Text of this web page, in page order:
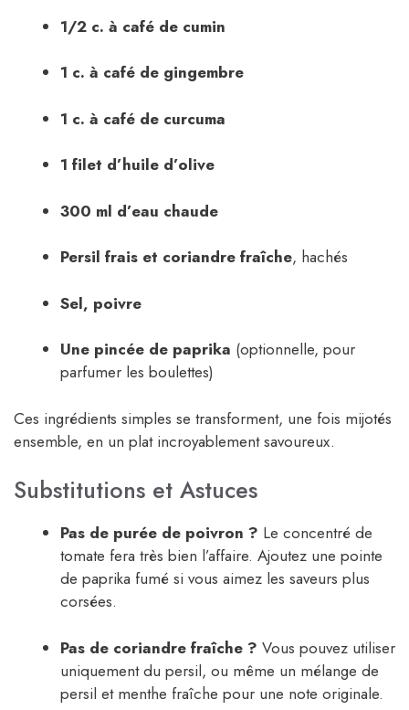
1/2 c. à café de cumin
1 c. à café de gingembre
1 c. à café de curcuma
1 filet d’huile d’olive
300 ml d’eau chaude
Persil frais et coriandre fraîche, hachés
Sel, poivre
Une pincée de paprika (optionnelle, pour
parfumer les boulettes)
Ces ingrédients simples se transforment, une fois mijotés
ensemble, en un plat incroyablement savoureux.
Substitutions et Astuces
Pas de purée de poivron ? Le concentré de
tomate fera très bien l’affaire. Ajoutez une pointe
de paprika fumé si vous aimez les saveurs plus
corsées.
Pas de coriandre fraîche ? Vous pouvez utiliser
uniquement du persil, ou même un mélange de
persil et menthe fraîche pour une note originale.